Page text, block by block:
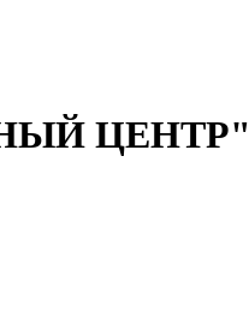
ЦЕНТР"